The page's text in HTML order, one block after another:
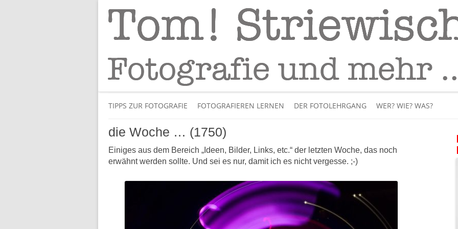
Tom! Striewisch – Fotografieren lernen
Tipps und Tricks und Meinungen zur Fotografie
to
TIPPS ZUR FOTOGRAFIE FOTOGRAFIEREN LERNEN DER FOTOLEHRGANG WER? WIE? WAS?
BÜCHER
IM INTERNET
die Woche … (1750)
Einiges aus dem Bereich „Ideen, Bilder, Links, etc.“ der letzten Woche, das noch
erwähnt werden sollte. Und sei es nur, damit ich es nicht vergesse. ;-)